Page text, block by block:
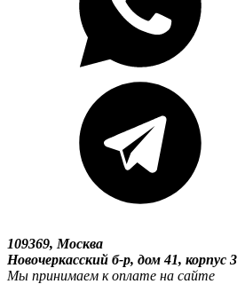
109369, Москва
Новочеркасский б-р, дом 41, корпус 3
Мы принимаем к оплате на сайте